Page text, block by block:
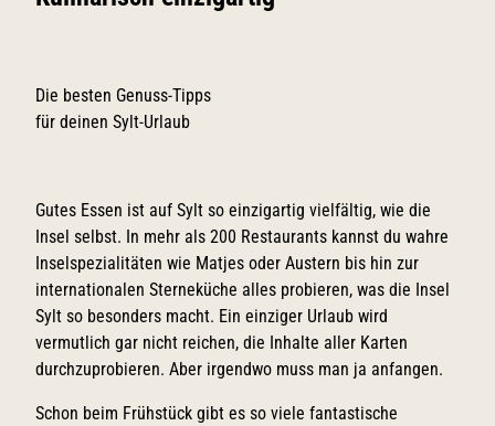
Die besten Genuss-Tipps
für deinen Sylt-Urlaub
Gutes Essen ist auf Sylt so einzigartig vielfältig, wie die
Insel selbst. In mehr als 200 Restaurants kannst du wahre
Inselspezialitäten wie Matjes oder Austern bis hin zur
internationalen Sterneküche alles probieren, was die Insel
Sylt so besonders macht. Ein einziger Urlaub wird
vermutlich gar nicht reichen, die Inhalte aller Karten
durchzuprobieren. Aber irgendwo muss man ja anfangen.
Schon beim Frühstück gibt es so viele fantastische